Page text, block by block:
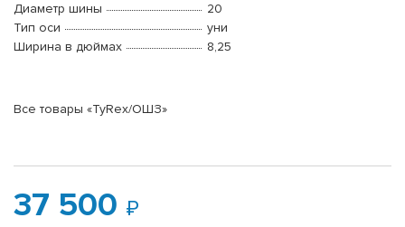
Диаметр шины
20
Тип оси
уни
Ширина в дюймах
8,25
Все товары «TyRex/ОШЗ»
37 500